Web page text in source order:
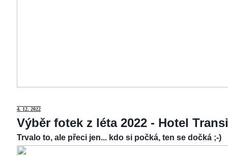
4. 12. 2022
Výběr fotek z léta 2022 - Hotel
Trvalo to, ale přeci jen... kdo si počká, ten se dočká ;-)